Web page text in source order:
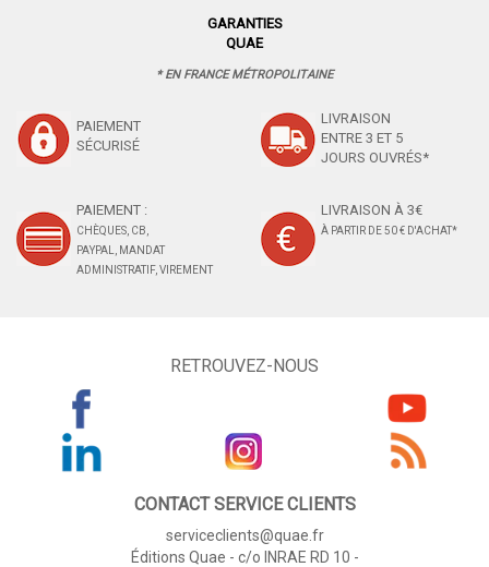
GARANTIES
QUAE
* EN FRANCE MÉTROPOLITAINE
PAIEMENT
SÉCURISÉ
LIVRAISON
ENTRE 3 ET 5
JOURS OUVRÉS*
PAIEMENT :
CHÈQUES, CB,
PAYPAL, MANDAT
ADMINISTRATIF, VIREMENT
LIVRAISON À 3€
À PARTIR DE 50 € D'ACHAT*
RETROUVEZ-NOUS
CONTACT SERVICE CLIENTS
serviceclients@quae.fr
Éditions Quae - c/o INRAE RD 10 -